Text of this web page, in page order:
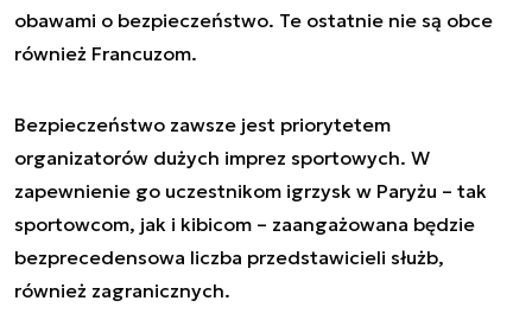
obawami o bezpieczeństwo. Te ostatnie nie są obce
również Francuzom.
Bezpieczeństwo zawsze jest priorytetem
organizatorów dużych imprez sportowych. W
zapewnienie go uczestnikom igrzysk w Paryżu – tak
sportowcom, jak i kibicom – zaangażowana będzie
bezprecedensowa liczba przedstawicieli służb,
również zagranicznych.